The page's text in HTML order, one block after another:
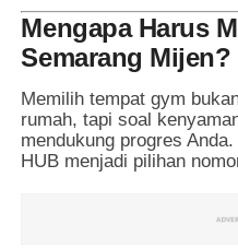
Mengapa Harus
Semarang Mijen?
Memilih tempat gym
rumah, tapi soal
mendukung progres
HUB menjadi pilihan